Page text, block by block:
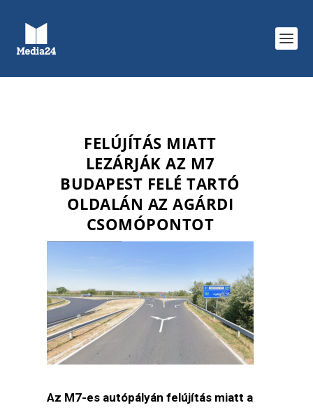
FELÚJÍTÁS MIATT
LEZÁRJÁK AZ M7
BUDAPEST FELÉ TARTÓ
OLDALÁN AZ AGÁRDI
CSOMÓPONTOT
Az M7-es autópályán felújítás miatt a